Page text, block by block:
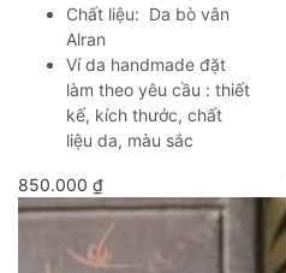
Chất liệu: Da bò vân
Alran
Ví da handmade đặt
làm theo yêu cầu : thiết
kế, kích thước, chất
liệu da, màu sắc
850.000 ₫